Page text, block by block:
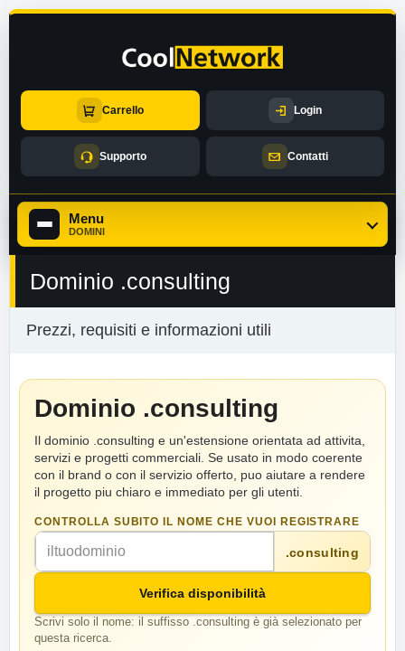
Carrello Login
Supporto Contatti
Menu
DOMINI
Dominio .consulting
Prezzi, requisiti e informazioni utili
Dominio .consulting
Il dominio .consulting e un'estensione orientata ad attivita,
servizi e progetti commerciali. Se usato in modo coerente
con il brand o con il servizio offerto, puo aiutare a rendere
il progetto piu chiaro e immediato per gli utenti.
CONTROLLA SUBITO IL NOME CHE VUOI REGISTRARE
.consulting
Verifica disponibilità
Scrivi solo il nome: il suffisso .consulting è già selezionato per
questa ricerca.